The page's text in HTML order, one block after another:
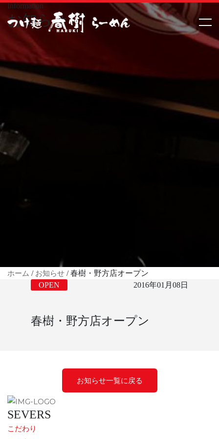
Information
お知らせ
ホーム / お知らせ / 春樹・野方店オープン
OPEN
2016年01月08日
春樹・野方店オープン
お知らせ一覧に戻る
SEVERS
こだわり